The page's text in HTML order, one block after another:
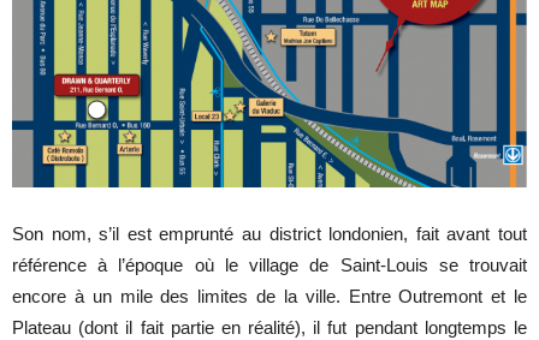
Son nom, s’il est emprunté au district londonien, fait avant tout
référence à l’époque où le village de Saint-Louis se trouvait
encore à un mile des limites de la ville. Entre Outremont et le
Plateau (dont il fait partie en réalité), il fut pendant longtemps le